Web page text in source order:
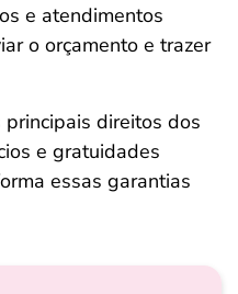
e atendimentos
o orçamento e trazer
direitos dos
e gratuidades
essas garantias